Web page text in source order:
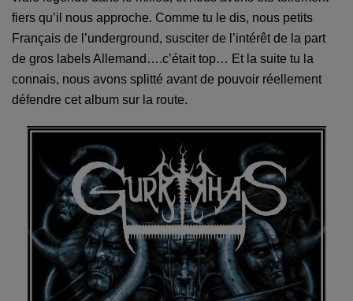
fiers qu’il nous approche. Comme tu le dis, nous petits
Français de l’underground, susciter de l’intérêt de la part
de gros labels Allemand….c’était top… Et la suite tu la
connais, nous avons splitté avant de pouvoir réellement
défendre cet album sur la route.